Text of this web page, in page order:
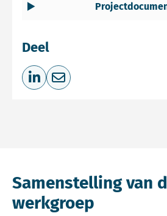
Deel
Deel op LinkedIn
Deel via e-mail
Samenstelling van
werkgroep